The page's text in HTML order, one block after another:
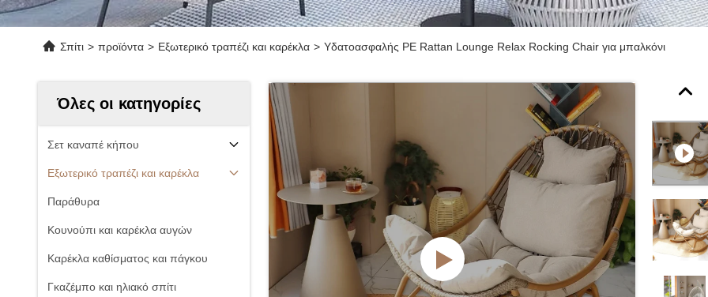
Σπίτι > προϊόντα > Εξωτερικό τραπέζι και καρέκλα > Υδατοασφαλής PE Rattan Lounge Relax Rocking Chair για μπαλκόνι
Όλες οι κατηγορίες
Σετ καναπέ κήπου
Εξωτερικό τραπέζι και καρέκλα
Παράθυρα
Κουνούπι και καρέκλα αυγών
Καρέκλα καθίσματος και πάγκου
Γκαζέμπο και ηλιακό σπίτι